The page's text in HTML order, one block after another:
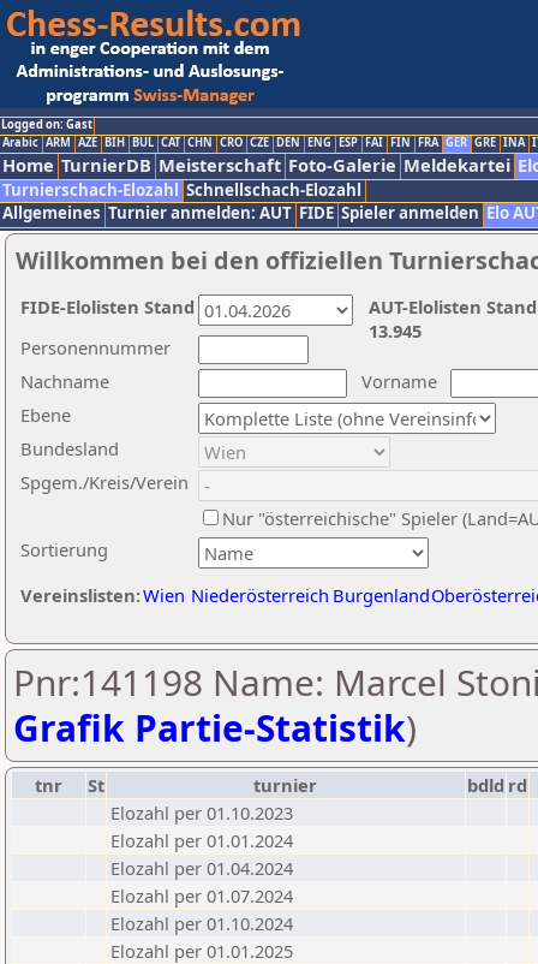
Logged on: Gast
Arabic ARM AZE BIH BUL CAT CHN CRO CZE DEN ENG ESP FAI FIN FRA GER GRE INA
Home TurnierDB Meisterschaft Foto-Galerie Meldekartei
Turnierschach-Elozahl Schnellschach-Elozahl
Allgemeines Turnier anmelden: AUT FIDE Spieler anmelden Elo
Willkommen bei den offiziellen
Nachname
Vorname
Ebene
Sortierung
Personennummer
Bundesland
Spgem./Kreis/Verein
Nur "österreichische" Spieler
Vereinslisten:Wien Niederösterreich Burgenland
AUT-Elolisten
13.945
FIDE-Elolisten Stand
Pnr:141198 Name: Marcel
Grafik Partie-Statistik)
tnr St turnier bdld rd
Elozahl per 01.10.2023
Elozahl per 01.01.2024
Elozahl per 01.04.2024
Elozahl per 01.07.2024
Elozahl per 01.10.2024
Elozahl per 01.01.2025